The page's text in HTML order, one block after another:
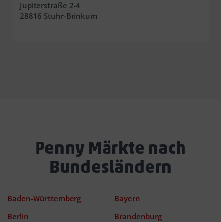
Jupiterstraße 2-4
28816 Stuhr-Brinkum
Penny Märkte nach
Bundesländern
Baden-Württemberg
Bayern
Berlin
Brandenburg